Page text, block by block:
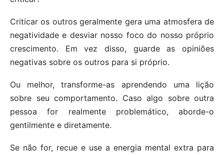
Criticar os outros geralmente gera uma atmosfera de
negatividade e desviar nosso foco do nosso próprio
crescimento. Em vez disso, guarde as opiniões
negativas sobre os outros para si próprio.
Ou melhor, transforme-as aprendendo uma lição
sobre seu comportamento. Caso algo sobre outra
pessoa for realmente problemático, aborde-o
gentilmente e diretamente.
Se não for, recue e use a energia mental extra para